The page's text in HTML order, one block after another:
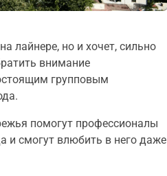
лайнере, но и хочет, сильно
внимание
групповым
помогут профессионалы
и смогут влюбить в него даже